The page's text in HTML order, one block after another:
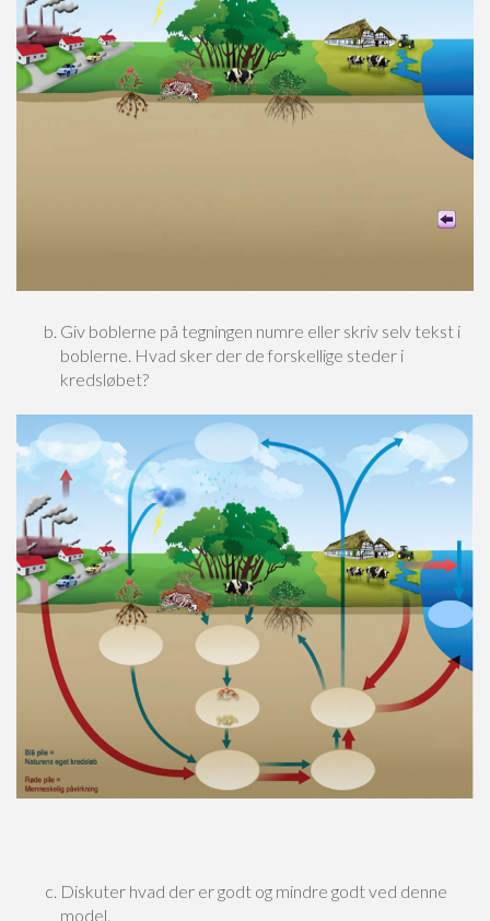
Giv boblerne på tegningen numre eller skriv selv tekst i
boblerne. Hvad sker der de forskellige steder i
kredsløbet?
Diskuter hvad der er godt og mindre godt ved denne
model.